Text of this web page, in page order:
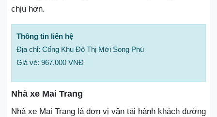
chịu hơn.
Thông tin liên hệ
Địa chỉ: Cổng Khu Đô Thị Mới Song Phú
Giá vé: 967.000 VNĐ
Nhà xe Mai Trang
Nhà xe Mai Trang là đơn vị vận tải hành khách đường